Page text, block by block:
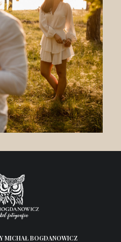
MICHAŁ BOGDANOWICZ